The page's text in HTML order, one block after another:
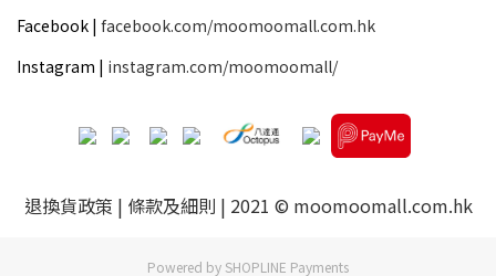
Facebook | facebook.com/moomoomall.com.hk
Instagram | instagram.com/moomoomall/
退換貨政策 | 條款及細則 | 2021 © moomoomall.com.hk
Powered by SHOPLINE Payments